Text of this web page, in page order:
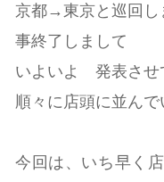
京都→東京と巡回
事終了しまして
いよいよ 発表させ
順々に店頭に並ん
今回は、いち早く